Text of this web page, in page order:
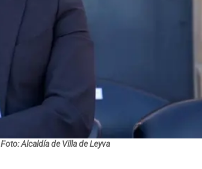
Foto: Alcaldía de Villa de Leyva